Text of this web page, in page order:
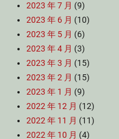
2023 年 7 月 (9)
2023 年 6 月 (10)
2023 年 5 月 (6)
2023 年 4 月 (3)
2023 年 3 月 (15)
2023 年 2 月 (15)
2023 年 1 月 (9)
2022 年 12 月 (12)
2022 年 11 月 (11)
2022 年 10 月 (4)